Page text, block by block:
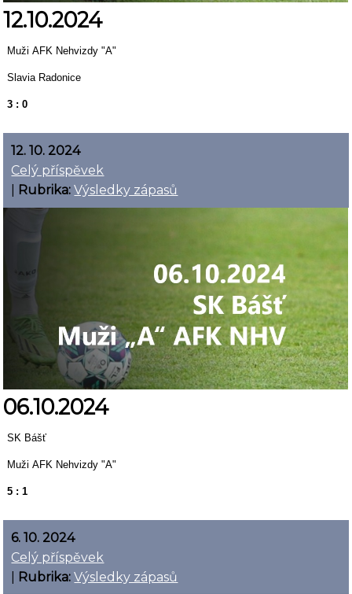
12.10.2024
Muži AFK Nehvizdy "A"
Slavia Radonice
3 : 0
12. 10. 2024
Celý příspěvek
Rubrika: Výsledky zápasů
06.10.2024
SK Bášť
Muži AFK Nehvizdy "A"
5 : 1
6. 10. 2024
Celý příspěvek
Rubrika: Výsledky zápasů